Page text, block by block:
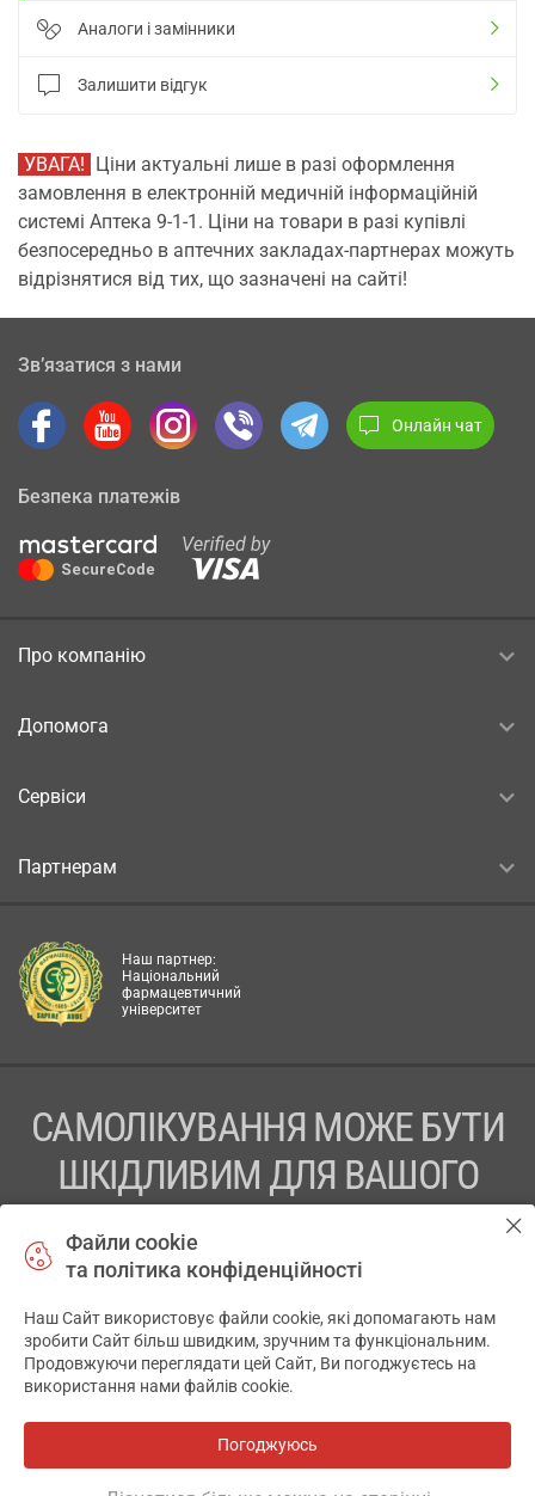
Аналоги і замінники
Залишити відгук
УВАГА! Ціни актуальні лише в разі оформлення
замовлення в електронній медичній інформаційній
системі Аптека 9-1-1. Ціни на товари в разі купівлі
безпосередньо в аптечних закладах-партнерах можуть
відрізнятися від тих, що зазначені на сайті!
Зв’язатися з нами
Онлайн чат
Безпека платежів
Про компанію
Допомога
Сервіси
Партнерам
Наш партнер:
Національний
фармацевтичний
університет
САМОЛІКУВАННЯ МОЖЕ БУТИ
ШКІДЛИВИМ ДЛЯ ВАШОГО
ПЕРЕД ЗАСТОСУВАННЯМ ПРЕПАРАТУ ПРОКОНСУЛЬТУЙТЕСЬ
ТОВ «АПТЕКА 911.ЮА» Код ЄДРПОУ 43631965.
Відмова від відповідальності
© 2014-2026. Медична інформаційна система АПТЕКА911.ЮА
Файли cookie
та політика конфіденційності
Наш Сайт використовує файли cookie, які допомагають нам
зробити Сайт більш швидким, зручним та функціональним.
Продовжуючи переглядати цей Сайт, Ви погоджуєтесь на
використання нами файлів cookie.
Погоджуюсь
✕